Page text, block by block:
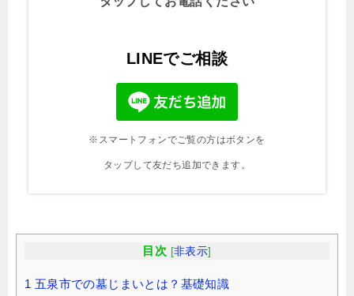
LINEでご相談
※スマートフォンでご覧の方はボタンを
タップして友だち追加できます。
目次 [非表示]
1 五泉市での墓じまいとは？基礎知識